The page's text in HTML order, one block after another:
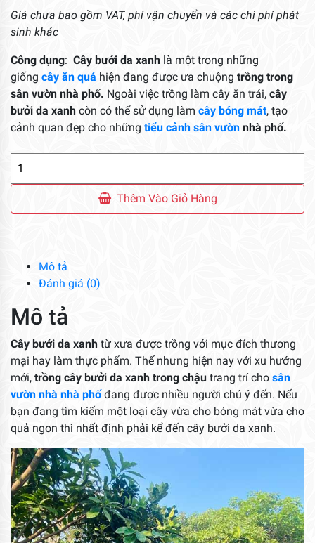
Giá chưa bao gồm VAT, phí vận chuyển và các chi phí phát
sinh khác
Công dụng: Cây bưởi da xanh là một trong những
giống cây ăn quả hiện đang được ưa chuộng trồng trong
sân vườn nhà phố. Ngoài việc trồng làm cây ăn trái, cây
bưởi da xanh còn có thể sử dụng làm cây bóng mát, tạo
cảnh quan đẹp cho những tiểu cảnh sân vườn nhà phố.
Xanh
Thêm Vào Giỏ Hàng
Mô tả
Đánh giá (0)
Mô tả
Cây bưởi da xanh từ xưa được trồng với mục đích thương
mại hay làm thực phẩm. Thế nhưng hiện nay với xu hướng
mới, trồng cây bưởi da xanh trong chậu trang trí cho sân
vườn nhà nhà phốđang được nhiều người chú ý đến. Nếu
bạn đang tìm kiếm một loại cây vừa cho bóng mát vừa cho
quả ngon thì nhất định phải kể đến cây bưởi da xanh.